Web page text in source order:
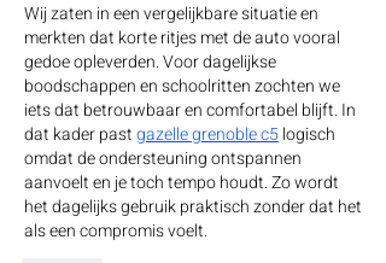
Wij zaten in een vergelijkbare situatie en
merkten dat korte ritjes met de auto vooral
gedoe opleverden. Voor dagelijkse
boodschappen en schoolritten zochten we
iets dat betrouwbaar en comfortabel blijft. In
dat kader past gazelle grenoble c5 logisch
omdat de ondersteuning ontspannen
aanvoelt en je toch tempo houdt. Zo wordt
het dagelijks gebruik praktisch zonder dat het
als een compromis voelt.